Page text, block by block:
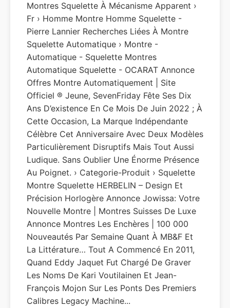
Montres Squelette À Mécanisme Apparent ›
Fr › Homme Montre Homme Squelette -
Pierre Lannier Recherches Liées À Montre
Squelette Automatique › Montre -
Automatique - Squelette Montres
Automatique Squelette - OCARAT Annonce
Offres Montre Automatiquement | Site
Officiel ® Jeune, SevenFriday Fête Ses Dix
Ans D’existence En Ce Mois De Juin 2022 ; À
Cette Occasion, La Marque Indépendante
Célèbre Cet Anniversaire Avec Deux Modèles
Particulièrement Disruptifs Mais Tout Aussi
Ludique. Sans Oublier Une Énorme Présence
Au Poignet. › Categorie-Produit › Squelette
Montre Squelette HERBELIN – Design Et
Précision Horlogère Annonce Jowissa: Votre
Nouvelle Montre | Montres Suisses De Luxe
Annonce Montres Les Enchères | 100 000
Nouveautés Par Semaine Quant À MB&F Et
La Littérature… Tout A Commencé En 2011,
Quand Eddy Jaquet Fut Chargé De Graver
Les Noms De Kari Voutilainen Et Jean-
François Mojon Sur Les Ponts Des Premiers
Calibres Legacy Machine...